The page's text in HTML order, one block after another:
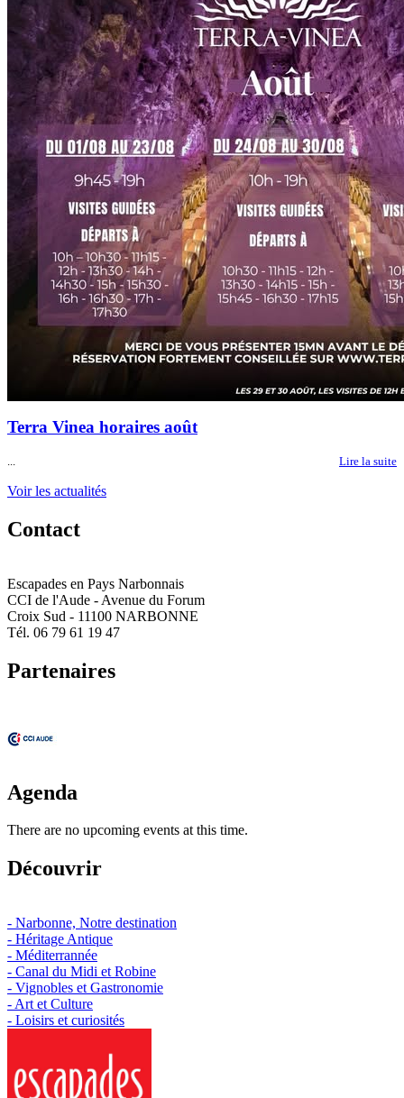
Terra Vinea horaires août
... Lire la suite
Voir les actualités
Contact
Escapades en Pays Narbonnais
CCI de l'Aude - Avenue du Forum
Croix Sud - 11100 NARBONNE
Tél. 06 79 61 19 47
Partenaires
Agenda
There are no upcoming events at this time.
Découvrir
- Narbonne, Notre destination
- Héritage Antique
- Méditerrannée
- Canal du Midi et Robine
- Vignobles et Gastronomie
- Art et Culture
- Loisirs et curiosités